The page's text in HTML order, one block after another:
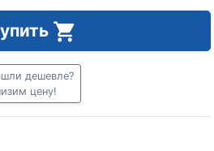
дешевле?
цену!